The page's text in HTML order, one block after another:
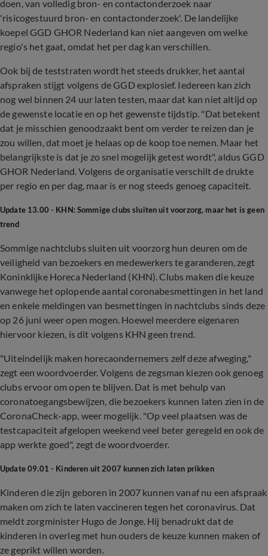
doen, van volledig bron- en contactonderzoek naar
'risicogestuurd bron- en contactonderzoek'. De landelijke
koepel GGD GHOR Nederland kan niet aangeven om welke
regio's het gaat, omdat het per dag kan verschillen.
Ook bij de teststraten wordt het steeds drukker, het aantal
afspraken stijgt volgens de GGD explosief. Iedereen kan zich
nog wel binnen 24 uur laten testen, maar dat kan niet altijd op
de gewenste locatie en op het gewenste tijdstip. "Dat betekent
dat je misschien genoodzaakt bent om verder te reizen dan je
zou willen, dat moet je helaas op de koop toe nemen. Maar het
belangrijkste is dat je zo snel mogelijk getest wordt", aldus GGD
GHOR Nederland. Volgens de organisatie verschilt de drukte
per regio en per dag, maar is er nog steeds genoeg capaciteit.
Update 13.00 - KHN: Sommige clubs sluiten uit voorzorg, maar het is geen
trend
Sommige nachtclubs sluiten uit voorzorg hun deuren om de
veiligheid van bezoekers en medewerkers te garanderen, zegt
Koninklijke Horeca Nederland (KHN). Clubs maken die keuze
vanwege het oplopende aantal coronabesmettingen in het land
en enkele meldingen van besmettingen in nachtclubs sinds deze
op 26 juni weer open mogen. Hoewel meerdere eigenaren
hiervoor kiezen, is dit volgens KHN geen trend.
"Uiteindelijk maken horecaondernemers zelf deze afweging,"
zegt een woordvoerder. Volgens de zegsman kiezen ook genoeg
clubs ervoor om open te blijven. Dat is met behulp van
coronatoegangsbewijzen, die bezoekers kunnen laten zien in de
CoronaCheck-app, weer mogelijk. "Op veel plaatsen was de
testcapaciteit afgelopen weekend veel beter geregeld en ook de
app werkte goed", zegt de woordvoerder.
Update 09.01 - Kinderen uit 2007 kunnen zich laten prikken
Kinderen die zijn geboren in 2007 kunnen vanaf nu een afspraak
maken om zich te laten vaccineren tegen het coronavirus. Dat
meldt zorgminister Hugo de Jonge. Hij benadrukt dat de
kinderen in overleg met hun ouders de keuze kunnen maken of
ze geprikt willen worden.